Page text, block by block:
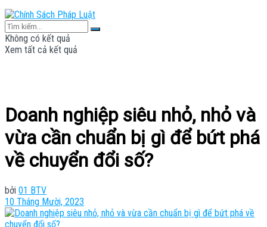
Không có kết quả
Xem tất cả kết quả
Doanh nghiệp siêu nhỏ, nhỏ và
vừa cần chuẩn bị gì để bứt phá
về chuyển đổi số?
bởi 01 BTV
10 Tháng Mười, 2023